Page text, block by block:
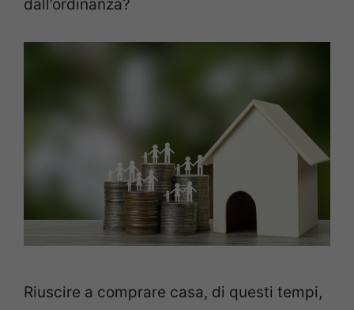
dall’ordinanza?
Riuscire a comprare casa, di questi tempi,